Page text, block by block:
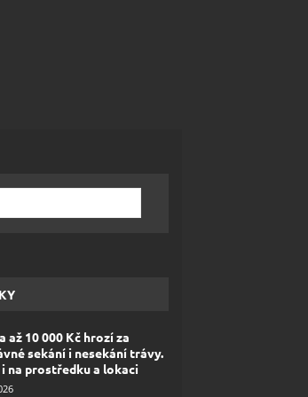
až 10 000 Kč hrozí za
sekání i nesekání trávy.
na prostředku a lokaci